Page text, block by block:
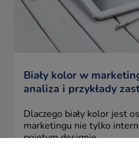
Biały kolor w
analiza i przykłady
Dlaczego biały kolor jest
marketingu nie tylko
pojętym designie.